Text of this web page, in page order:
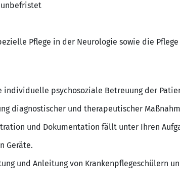
Pflege in der Neurologie sowie die
individuelle psychosoziale Betreuung der
diagnostischer und therapeutischer
und Dokumentation fällt unter Ihren
Geräte.
und Anleitung von Krankenpflegeschülern